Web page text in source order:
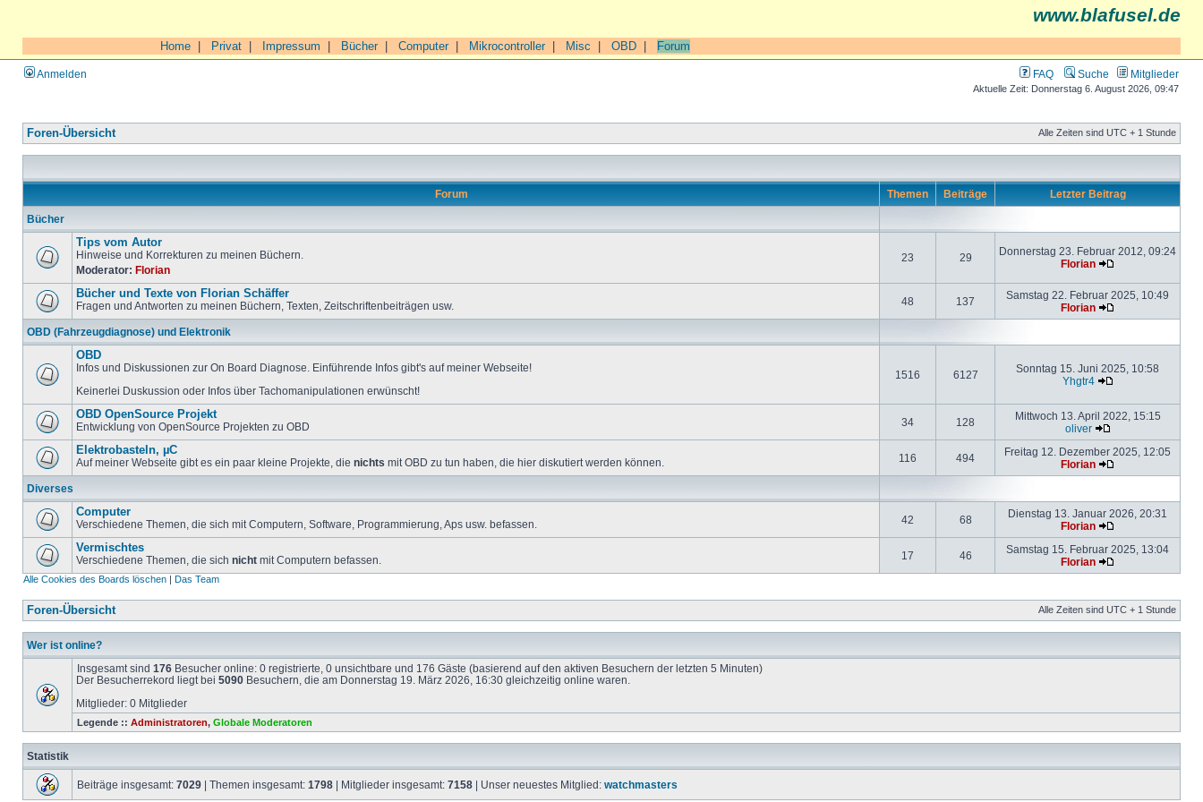
www.blafusel.de
Home Privat Impressum Bücher| Computer| Mikrocontroller| Misc OBD Forum
Anmelden FAQ Suche Mitglieder
Aktuelle Zeit: Donnerstag 6. August 2026, 09:47
Foren-Übersicht Alle Zeiten sind UTC + 1 Stunde
Forum Themen Beiträge Letzter Beitrag
Bücher
Tips vom Autor
Hinweise und Korrekturen zu meinen Büchern.
Moderator: Florian
23 29
Donnerstag 23. Februar 2012, 09:24
Florian
Bücher und Texte von Florian Schäffer
Fragen und Antworten zu meinen Büchern, Texten, Zeitschriftenbeiträgen usw. 48 137
Samstag 22. Februar 2025, 10:49
Florian
OBD (Fahrzeugdiagnose) und Elektronik
OBD
Infos und Diskussionen zur On Board Diagnose. Einführende Infos gibt's auf meiner Webseite!
Keinerlei Duskussion oder Infos über Tachomanipulationen erwünscht!
1516 6127
Sonntag 15. Juni 2025, 10:58
Yhgtr4
OBD OpenSource Projekt
Entwicklung von OpenSource Projekten zu OBD 34 128
Mittwoch 13. April 2022, 15:15
oliver
Elektrobasteln, µC
Auf meiner Webseite gibt es ein paar kleine Projekte, die nichts mit OBD zu tun haben, die hier diskutiert werden können. 116 494
Freitag 12. Dezember 2025, 12:05
Florian
Diverses
Computer
Verschiedene Themen, die sich mit Computern, Software, Programmierung, Aps usw. befassen. 42 68
Dienstag 13. Januar 2026, 20:31
Florian
Vermischtes
Verschiedene Themen, die sich nicht mit Computern befassen. 17 46
Samstag 15. Februar 2025, 13:04
Florian
Alle Cookies des Boards löschen | Das Team
Foren-Übersicht Alle Zeiten sind UTC + 1 Stunde
Wer ist online?
Insgesamt sind 176 Besucher online: 0 registrierte, 0 unsichtbare und 176 Gäste (basierend auf den aktiven Besuchern der letzten 5 Minuten)
Der Besucherrekord liegt bei 5090 Besuchern, die am Donnerstag 19. März 2026, 16:30 gleichzeitig online waren.
Mitglieder: 0 Mitglieder
Legende :: Administratoren, Globale Moderatoren
Statistik
Beiträge insgesamt: 7029 | Themen insgesamt: 1798 | Mitglieder insgesamt: 7158 | Unser neuestes Mitglied: watchmasters